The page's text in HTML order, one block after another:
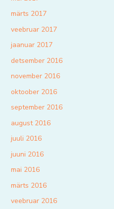
märts 2017
veebruar 2017
jaanuar 2017
detsember 2016
november 2016
oktoober 2016
september 2016
august 2016
juuli 2016
juuni 2016
mai 2016
märts 2016
veebruar 2016